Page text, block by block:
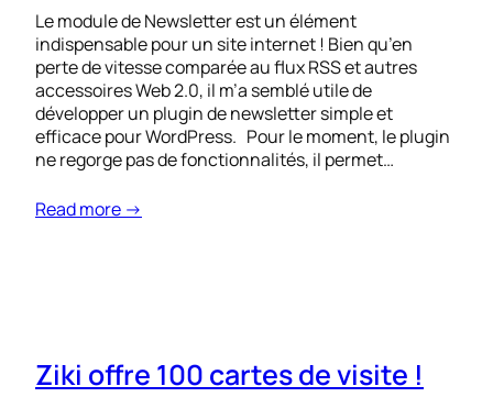
Le module de Newsletter est un élément
indispensable pour un site internet ! Bien qu’en
perte de vitesse comparée au flux RSS et autres
accessoires Web 2.0, il m’a semblé utile de
développer un plugin de newsletter simple et
efficace pour WordPress. Pour le moment, le plugin
ne regorge pas de fonctionnalités, il permet…
Read more →
Ziki offre 100 cartes de visite !